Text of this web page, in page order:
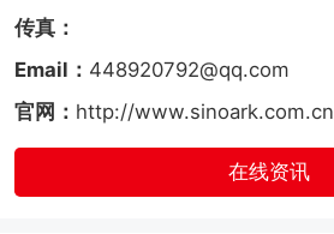
传真：
Email： 448920792@qq.com
官网： http://www.sinoark.com.cn
在线资讯